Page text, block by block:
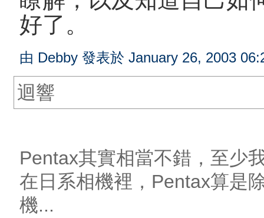
好了。
由 Debby 發表於 January 26, 2003
迴響
Pentax其實相當不錯，至少
在日系相機裡，Pentax算是
機...